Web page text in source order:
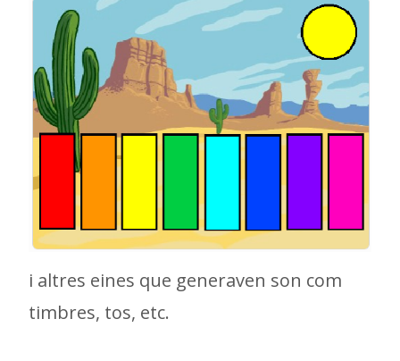
i altres eines que generaven son com
timbres, tos, etc.